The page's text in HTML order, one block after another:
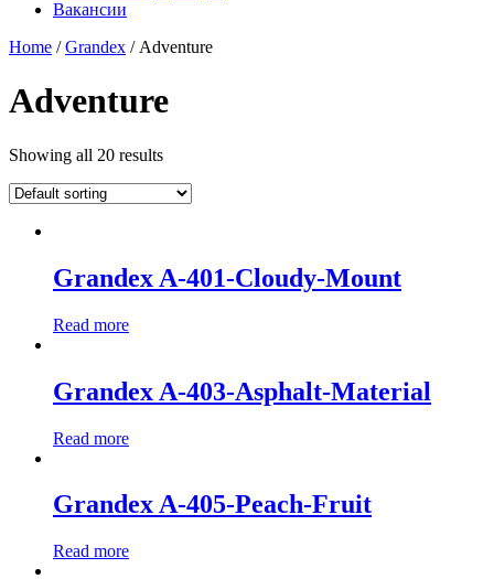
Вакансии
Home /Grandex / Adventure
Adventure
Showing all 20 results
Grandex A-401-Cloudy-Mount
Read more
Grandex A-403-Asphalt-Material
Read more
Grandex A-405-Peach-Fruit
Read more